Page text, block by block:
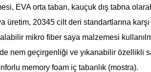
EVA orta taban, kauçuk dış tabna
üretim, 20345 cilt deri standartlarına
mikro fiber saya malzemesi
nem geçirgenliği ve yıkanabilir özellikli
memory foam iç tabanlık (mostra).